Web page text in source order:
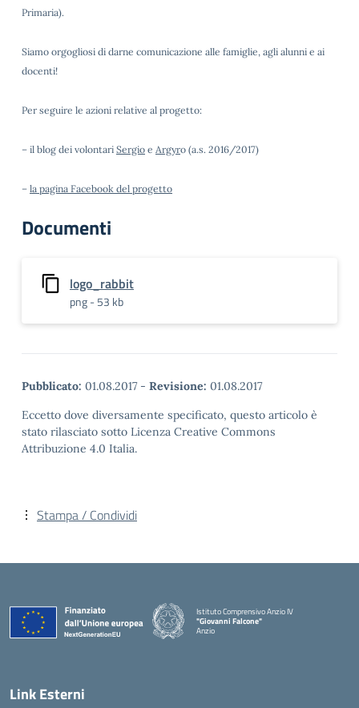
Primaria).
Siamo orgogliosi di darne comunicazione alle famiglie, agli alunni e ai
docenti!
Per seguire le azioni relative al progetto:
– il blog dei volontari Sergio e Argyro (a.s. 2016/2017)
– la pagina Facebook del progetto
Documenti
logo_rabbit
png - 53 kb
Pubblicato: 01.08.2017 - Revisione: 01.08.2017
Eccetto dove diversamente specificato, questo articolo è
stato rilasciato sotto Licenza Creative Commons
Attribuzione 4.0 Italia.
Stampa / Condividi
Istituto Comprensivo Anzio IV
"Giovanni Falcone"
Anzio
Link Esterni